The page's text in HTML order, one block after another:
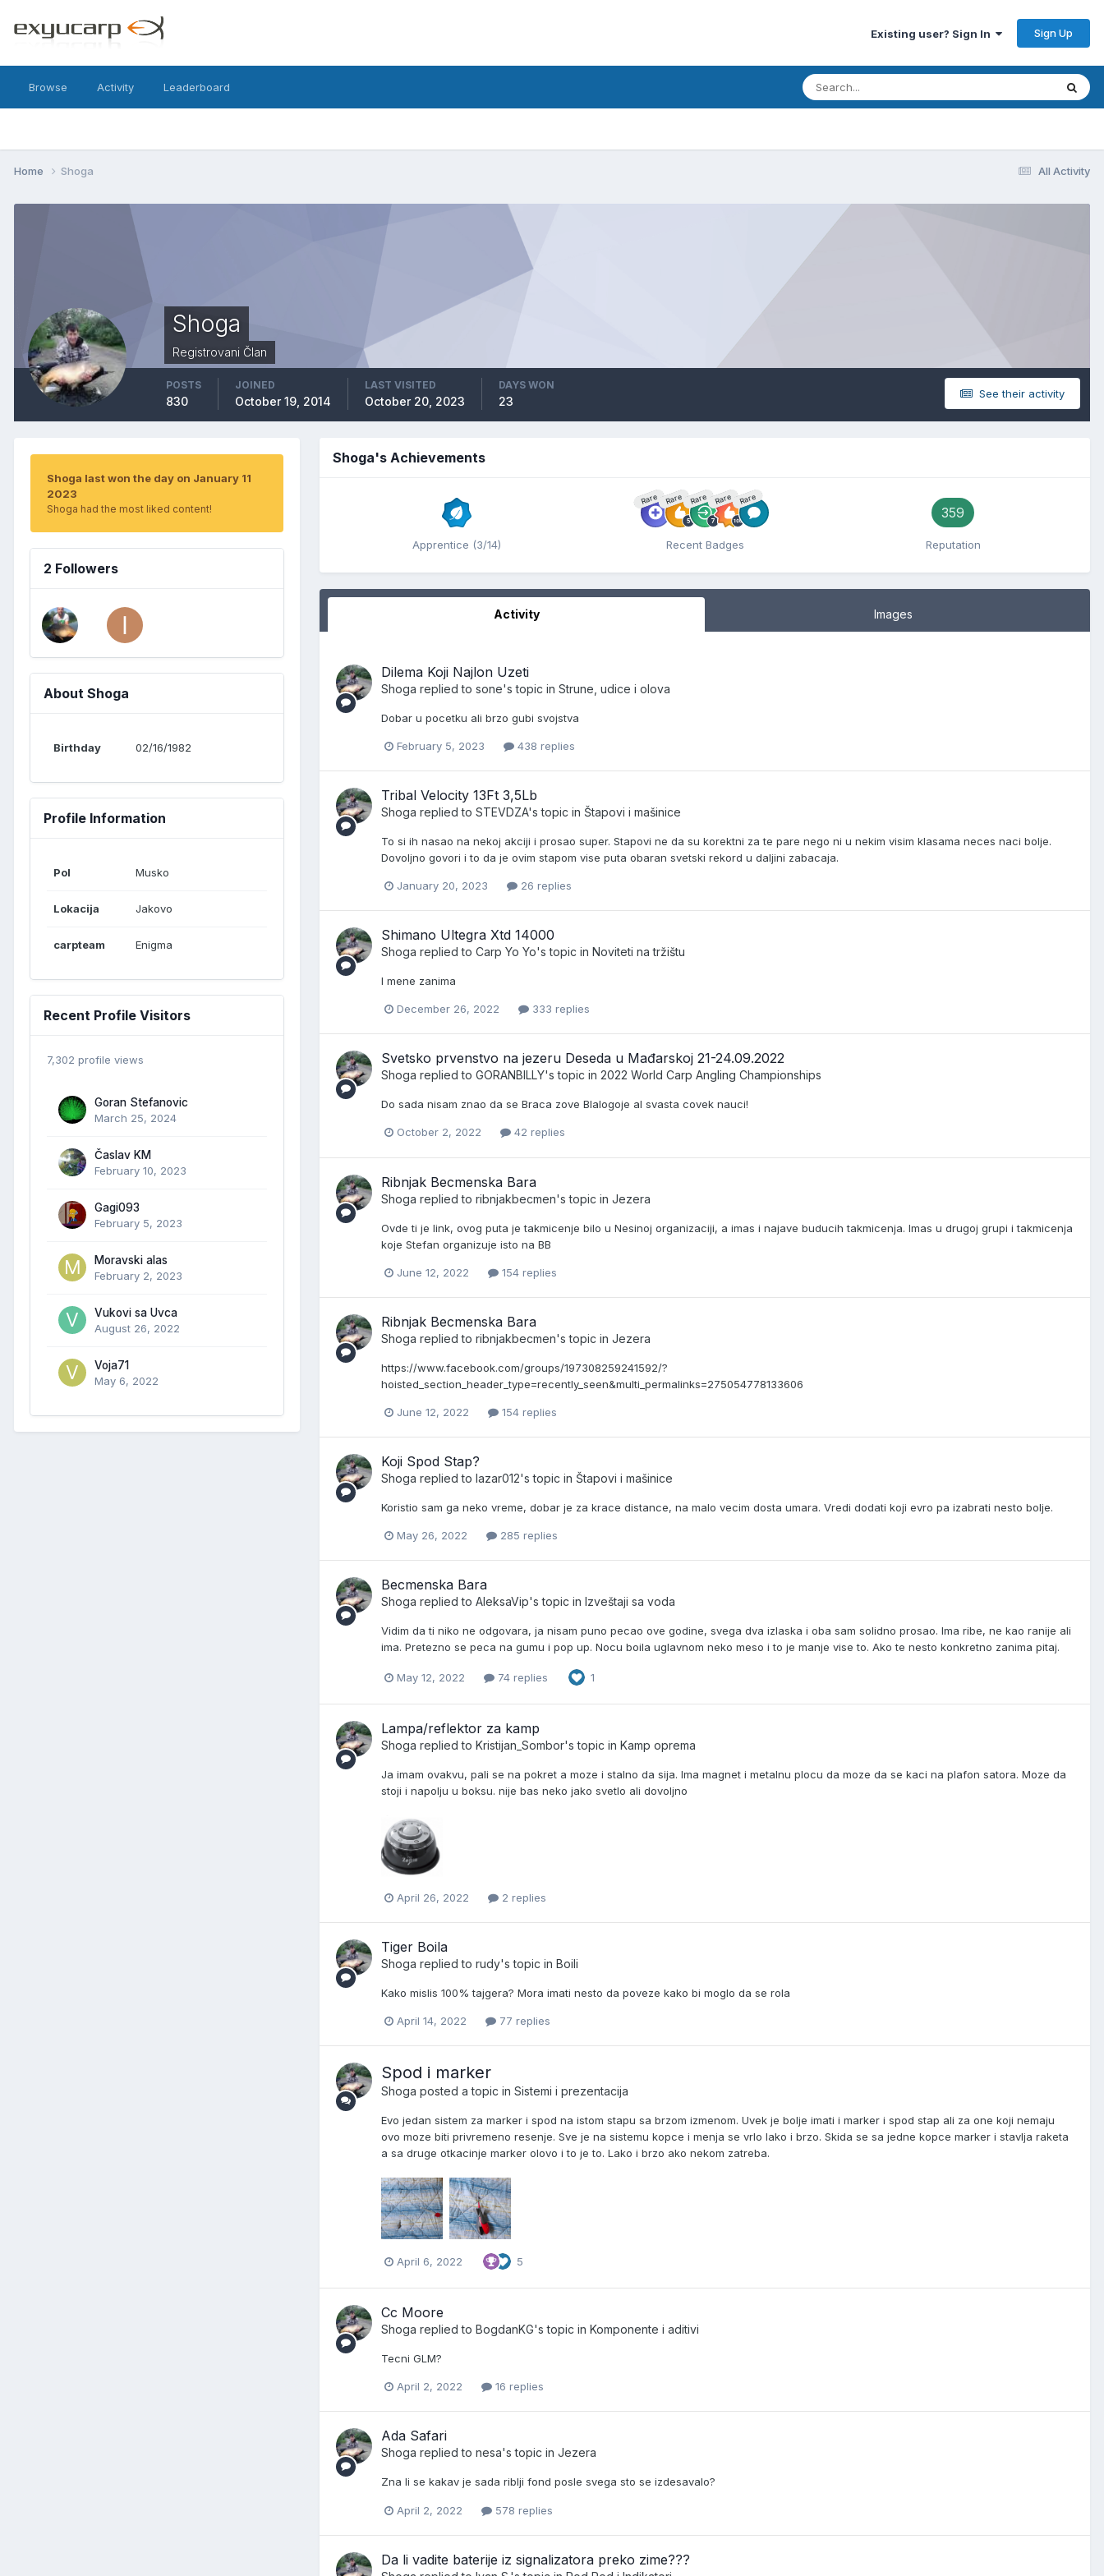
Existing user? Sign In Sign Up
Browse Activity Leaderboard
All Activity
Home Shoga
Shoga
Registrovani Član
See their activity
POSTS
830
JOINED
October 19, 2014
LAST VISITED
October 20, 2023
DAYS WON
23
Shoga last won the day on January 11
2023
Shoga had the most liked content!
2 Followers
About Shoga
Birthday 02/16/1982
Profile Information
Pol Musko
Lokacija Jakovo
carpteam Enigma
Recent Profile Visitors
7,302 profile views
Goran Stefanovic
March 25, 2024
Časlav KM
February 10, 2023
Gagi093
February 5, 2023
Moravski alas
February 2, 2023
Vukovi sa Uvca
August 26, 2022
Voja71
May 6, 2022
Shoga's Achievements
Apprentice (3/14)
Rare Rare Rare Rare Rare
Recent Badges
359
Reputation
Activity Images
Dilema Koji Najlon Uzeti
Shoga replied to sone's topic in Strune, udice i olova
Dobar u pocetku ali brzo gubi svojstva
February 5, 2023 438 replies
Tribal Velocity 13Ft 3,5Lb
Shoga replied to STEVDZA's topic in Štapovi i mašinice
To si ih nasao na nekoj akciji i prosao super. Stapovi ne da su korektni za te pare nego ni u nekim visim klasama neces naci bolje.
Dovoljno govori i to da je ovim stapom vise puta obaran svetski rekord u daljini zabacaja.
January 20, 2023 26 replies
Shimano Ultegra Xtd 14000
Shoga replied to Carp Yo Yo's topic in Noviteti na tržištu
I mene zanima
December 26, 2022 333 replies
Svetsko prvenstvo na jezeru Deseda u Mađarskoj 21-24.09.2022
Shoga replied to GORANBILLY's topic in 2022 World Carp Angling Championships
Do sada nisam znao da se Braca zove Blalogoje al svasta covek nauci!
October 2, 2022 42 replies
Ribnjak Becmenska Bara
Shoga replied to ribnjakbecmen's topic in Jezera
Ovde ti je link, ovog puta je takmicenje bilo u Nesinoj organizaciji, a imas i najave buducih takmicenja. Imas u drugoj grupi i takmicenja
koje Stefan organizuje isto na BB
June 12, 2022 154 replies
Ribnjak Becmenska Bara
Shoga replied to ribnjakbecmen's topic in Jezera
https://www.facebook.com/groups/197308259241592/?
hoisted_section_header_type=recently_seen&multi_permalinks=275054778133606
June 12, 2022 154 replies
Koji Spod Stap?
Shoga replied to lazar012's topic in Štapovi i mašinice
Koristio sam ga neko vreme, dobar je za krace distance, na malo vecim dosta umara. Vredi dodati koji evro pa izabrati nesto bolje.
May 26, 2022 285 replies
Becmenska Bara
Shoga replied to AleksaVip's topic in Izveštaji sa voda
Vidim da ti niko ne odgovara, ja nisam puno pecao ove godine, svega dva izlaska i oba sam solidno prosao. Ima ribe, ne kao ranije ali
ima. Pretezno se peca na gumu i pop up. Nocu boila uglavnom neko meso i to je manje vise to. Ako te nesto konkretno zanima pitaj.
May 12, 2022 74 replies 1
Lampa/reflektor za kamp
Shoga replied to Kristijan_Sombor's topic in Kamp oprema
Ja imam ovakvu, pali se na pokret a moze i stalno da sija. Ima magnet i metalnu plocu da moze da se kaci na plafon satora. Moze da
stoji i napolju u boksu. nije bas neko jako svetlo ali dovoljno
April 26, 2022 2 replies
Tiger Boila
Shoga replied to rudy's topic in Boili
Kako mislis 100% tajgera? Mora imati nesto da poveze kako bi moglo da se rola
April 14, 2022 77 replies
Spod i marker
Shoga posted a topic in Sistemi i prezentacija
Evo jedan sistem za marker i spod na istom stapu sa brzom izmenom. Uvek je bolje imati i marker i spod stap ali za one koji nemaju
ovo moze biti privremeno resenje. Sve je na sistemu kopce i menja se vrlo lako i brzo. Skida se sa jedne kopce marker i stavlja raketa
a sa druge otkacinje marker olovo i to je to. Lako i brzo ako nekom zatreba.
April 6, 2022 5
Cc Moore
Shoga replied to BogdanKG's topic in Komponente i aditivi
Tecni GLM?
April 2, 2022 16 replies
Ada Safari
Shoga replied to nesa's topic in Jezera
Zna li se kakav je sada riblji fond posle svega sto se izdesavalo?
April 2, 2022 578 replies
Da li vadite baterije iz signalizatora preko zime???